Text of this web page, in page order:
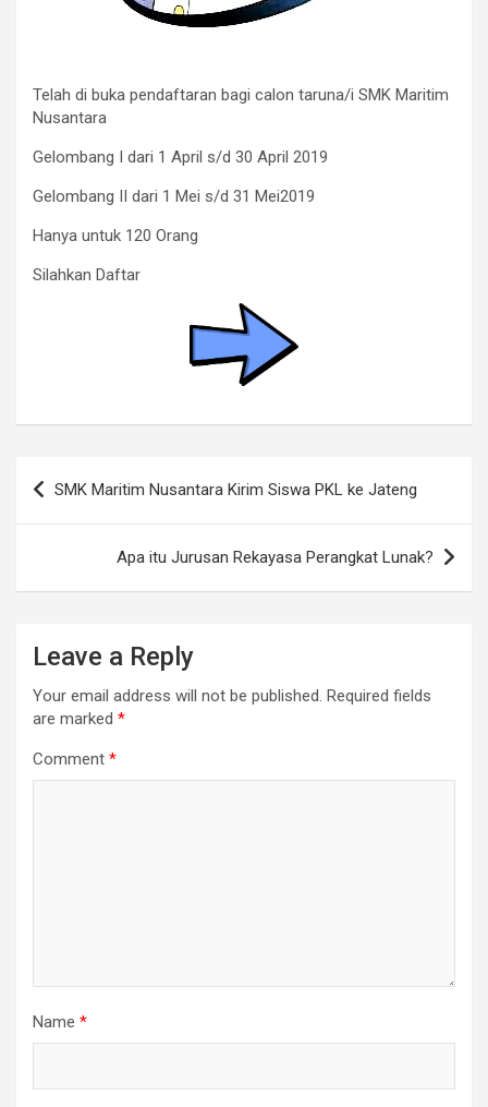
Telah di buka pendaftaran bagi calon taruna/i SMK Maritim
Nusantara
Gelombang I dari 1 April s/d 30 April 2019
Gelombang II dari 1 Mei s/d 31 Mei2019
Hanya untuk 120 Orang
Silahkan Daftar
Post
navigation
SMK Maritim Nusantara Kirim Siswa PKL ke Jateng
Apa itu Jurusan Rekayasa Perangkat Lunak?
Leave a Reply
Your email address will not be published. Required fields
are marked *
Comment *
Name *